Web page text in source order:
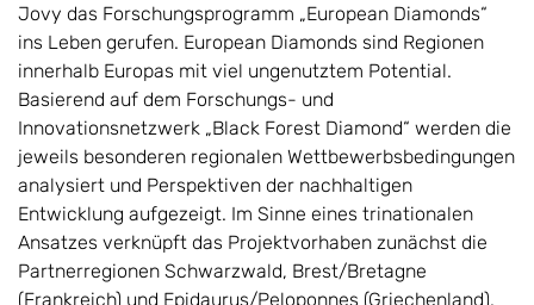
Jovy das Forschungs­pro­gramm „Euro­pean Diamonds“
ins Leben gerufen. European Diamonds sind Regionen
innerhalb Europas mit viel ungenutztem Po­tential.
Basierend auf dem Forschungs- und
Innovationsnetzwerk „Black Forest Diamond“ werden die
jeweils be­son­deren regionalen Wettbe­werbs­be­dingungen
analysiert und Perspektiven der nachhaltigen
Entwicklung auf­ge­zeigt. Im Sinne eines trinationalen
Ansatzes verknüpft das Projektvor­ha­ben zu­nächst die
Partnerregionen Schwarzwald, Brest/Bretagne
(Frankreich) und Epidaurus/Peloponnes (Griechenland).